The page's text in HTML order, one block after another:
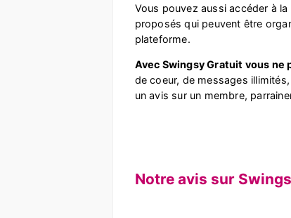
Vous pouvez aussi accéder à
proposés qui peuvent être
plateforme.
Avec Swingsy Gratuit vous ne
de coeur, de messages
un avis sur un membre,
Notre avis sur